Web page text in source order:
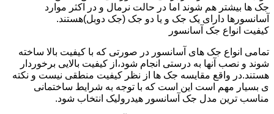
جک ها بیشتر هم شوند اما در حالت نرمال و در اکثر موارد
آسانسورها دارای یک جک و یا دو جک (جک دوبل)هستند.
کیفیت انواع جک آسانسور
تمامی انواع جک های آسانسور در صورتی که با کیفیت بالا ساخته
شوند و نصب آنها به درستی انجام شود،از کیفیت بالایی برخوردار
هستند.در واقع مقایسه جک ها از نظر کیفیت منطقی نیست و نکته
ی بسیار مهم است این است که با توجه به شرایط ساختمانی
مناسب ترین مدل جک آسانسور هیدرولیک انتخاب شود.